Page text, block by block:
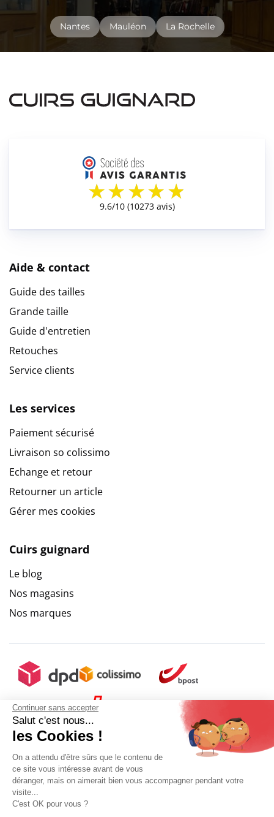
Continuer sans accepter
Salut c'est nous...
les Cookies !
On a attendu d'être sûrs que le contenu de
ce site vous intéresse avant de vous
déranger, mais on aimerait bien vous accompagner pendant votre
visite...
C'est OK pour vous ?
Nantes Mauléon La Rochelle
Aide & contact
Guide des tailles
Grande taille
Guide d'entretien
Retouches
Service clients
Les services
Paiement sécurisé
Livraison so colissimo
Echange et retour
Retourner un article
Gérer mes cookies
Cuirs guignard
Le blog
Nos magasins
Nos marques